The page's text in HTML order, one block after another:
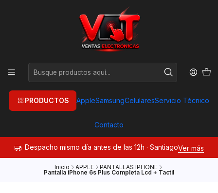
PRODUCTOS AppleSamsungCelularesServicio Técnico
Contacto
Despacho mismo día antes de las 12h · SantiagoVer más
Inicio APPLE PANTALLAS IPHONE
Pantalla iPhone 6s Plus Completa Lcd + Tactil